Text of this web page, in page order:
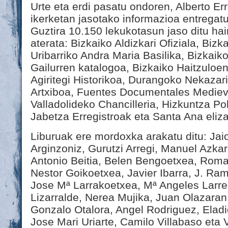
Urte eta erdi pasatu ondoren, Alberto
ikerketan jasotako informazioa
Guztira 10.150 lekukotasun jaso ditu
aterata: Bizkaiko Aldizkari Ofiziala,
Uribarriko Andra Maria Basilika,
Gailurren katalogoa, Bizkaiko
Agiritegi Historikoa, Durangoko
Artxiboa, Fuentes Documentales
Valladolideko Chancilleria, Hizkuntza
Jabetza Erregistroak eta Santa Ana
Liburuak ere mordoxka arakatu ditu:
Arginzoniz, Gurutzi Arregi, Manuel
Antonio Beitia, Belen Bengoetxea,
Nestor Goikoetxea, Javier Ibarra, J.
Jose Mª Larrakoetxea, Mª Angeles
Lizarralde, Nerea Mujika, Juan
Gonzalo Otalora, Angel Rodriguez,
Jose Mari Uriarte, Camilo Villabaso eta